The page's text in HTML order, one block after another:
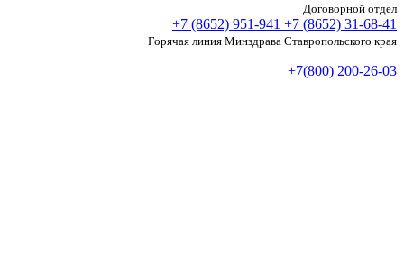
Договорной отдел
+7 (8652) 951-941 +7 (8652) 31-68-41
Горячая линия Минздрава Ставропольского края
+7(800) 200-26-03